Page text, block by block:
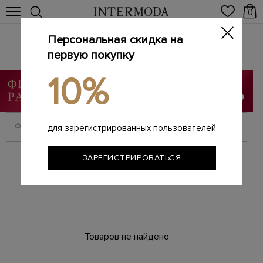
0
Кеды, кроссовки
Главная / Мужчинам / SALE
ФИЛЬТРОВАТЬ СОРТИРОВАТЬ
Товаров не найдено
Персональная скидка на
первую покупку
10%
для зарегистрированных пользователей
ЗАРЕГИСТРИРОВАТЬСЯ